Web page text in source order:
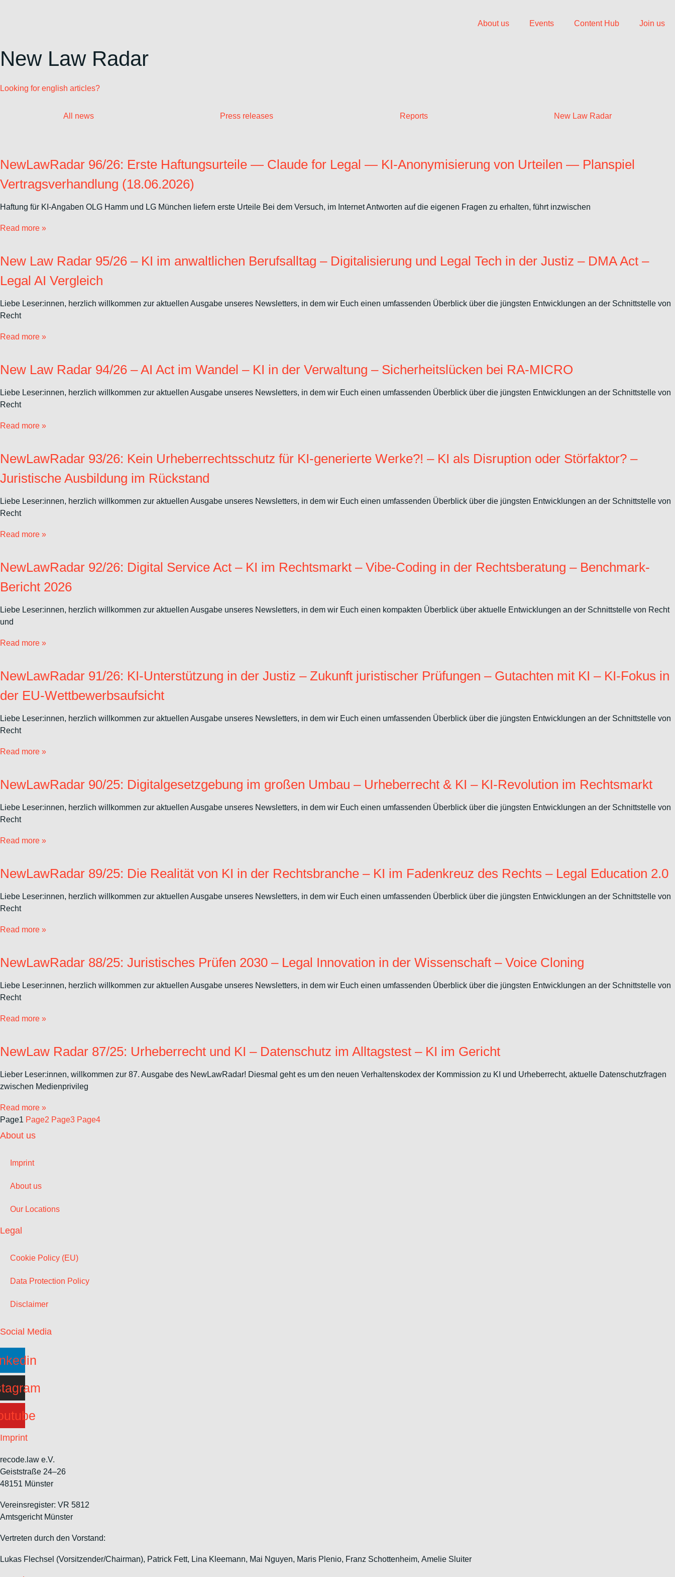
About us Events Content Hub Join us
New Law Radar
Looking for english articles?
All news Press releases Reports New Law Radar
NewLawRadar 96/26: Erste Haftungsurteile — Claude for Legal — KI-Anonymisierung von Urteilen — Planspiel
Vertragsverhandlung (18.06.2026)
Haftung für KI-Angaben OLG Hamm und LG München liefern erste Urteile Bei dem Versuch, im Internet Antworten auf die eigenen Fragen zu erhalten, führt inzwischen
Read more »
New Law Radar 95/26 – KI im anwaltlichen Berufsalltag – Digitalisierung und Legal Tech in der Justiz – DMA Act –
Legal AI Vergleich
Liebe Leser:innen, herzlich willkommen zur aktuellen Ausgabe unseres Newsletters, in dem wir Euch einen umfassenden Überblick über die jüngsten Entwicklungen an der Schnittstelle von
Recht
Read more »
New Law Radar 94/26 – AI Act im Wandel – KI in der Verwaltung – Sicherheitslücken bei RA-MICRO
Liebe Leser:innen, herzlich willkommen zur aktuellen Ausgabe unseres Newsletters, in dem wir Euch einen umfassenden Überblick über die jüngsten Entwicklungen an der Schnittstelle von
Recht
Read more »
NewLawRadar 93/26: Kein Urheberrechtsschutz für KI-generierte Werke?! – KI als Disruption oder Störfaktor? –
Juristische Ausbildung im Rückstand
Liebe Leser:innen, herzlich willkommen zur aktuellen Ausgabe unseres Newsletters, in dem wir Euch einen umfassenden Überblick über die jüngsten Entwicklungen an der Schnittstelle von
Recht
Read more »
NewLawRadar 92/26: Digital Service Act – KI im Rechtsmarkt – Vibe-Coding in der Rechtsberatung – Benchmark-
Bericht 2026
Liebe Leser:innen, herzlich willkommen zur aktuellen Ausgabe unseres Newsletters, in dem wir Euch einen kompakten Überblick über aktuelle Entwicklungen an der Schnittstelle von Recht
und
Read more »
NewLawRadar 91/26: KI-Unterstützung in der Justiz – Zukunft juristischer Prüfungen – Gutachten mit KI – KI-Fokus in
der EU-Wettbewerbsaufsicht
Liebe Leser:innen, herzlich willkommen zur aktuellen Ausgabe unseres Newsletters, in dem wir Euch einen umfassenden Überblick über die jüngsten Entwicklungen an der Schnittstelle von
Recht
Read more »
NewLawRadar 90/25: Digitalgesetzgebung im großen Umbau – Urheberrecht & KI – KI-Revolution im Rechtsmarkt
Liebe Leser:innen, herzlich willkommen zur aktuellen Ausgabe unseres Newsletters, in dem wir Euch einen umfassenden Überblick über die jüngsten Entwicklungen an der Schnittstelle von
Recht
Read more »
NewLawRadar 89/25: Die Realität von KI in der Rechtsbranche – KI im Fadenkreuz des Rechts – Legal Education 2.0
Liebe Leser:innen, herzlich willkommen zur aktuellen Ausgabe unseres Newsletters, in dem wir Euch einen umfassenden Überblick über die jüngsten Entwicklungen an der Schnittstelle von
Recht
Read more »
NewLawRadar 88/25: Juristisches Prüfen 2030 – Legal Innovation in der Wissenschaft – Voice Cloning
Liebe Leser:innen, herzlich willkommen zur aktuellen Ausgabe unseres Newsletters, in dem wir Euch einen umfassenden Überblick über die jüngsten Entwicklungen an der Schnittstelle von
Recht
Read more »
NewLaw Radar 87/25: Urheberrecht und KI – Datenschutz im Alltagstest – KI im Gericht
Lieber Leser:innen, willkommen zur 87. Ausgabe des NewLawRadar! Diesmal geht es um den neuen Verhaltenskodex der Kommission zu KI und Urheberrecht, aktuelle Datenschutzfragen
zwischen Medienprivileg
Read more »
Page1 Page2 Page3 Page4
About us
Imprint
About us
Our Locations
Legal
Cookie Policy (EU)
Data Protection Policy
Disclaimer
Social Media
Imprint
recode.law e.V.
Geiststraße 24–26
48151 Münster
Vereinsregister: VR 5812
Amtsgericht Münster
Vertreten durch den Vorstand:
Lukas Flechsel (Vorsitzender/Chairman), Patrick Fett, Lina Kleemann, Mai Nguyen, Maris Plenio, Franz Schottenheim, Amelie Sluiter